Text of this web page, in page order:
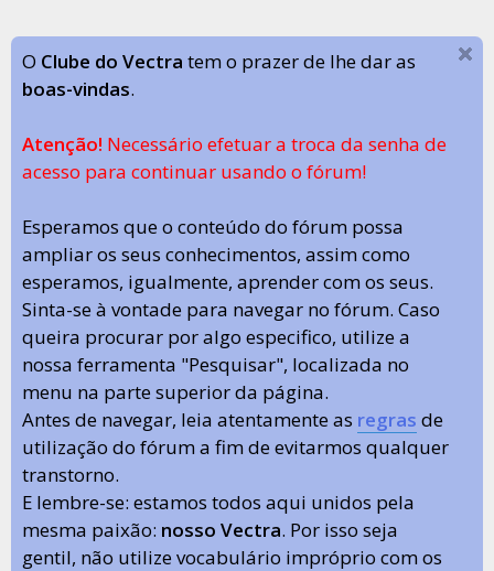
O Clube do Vectra tem o prazer de lhe dar as
boas-vindas.
Atenção! Necessário efetuar a troca da senha de
acesso para continuar usando o fórum!
Esperamos que o conteúdo do fórum possa
ampliar os seus conhecimentos, assim como
esperamos, igualmente, aprender com os seus.
Sinta-se à vontade para navegar no fórum. Caso
queira procurar por algo especifico, utilize a
nossa ferramenta "Pesquisar", localizada no
menu na parte superior da página.
Antes de navegar, leia atentamente as regras de
utilização do fórum a fim de evitarmos qualquer
transtorno.
E lembre-se: estamos todos aqui unidos pela
mesma paixão: nosso Vectra. Por isso seja
gentil, não utilize vocabulário impróprio com os